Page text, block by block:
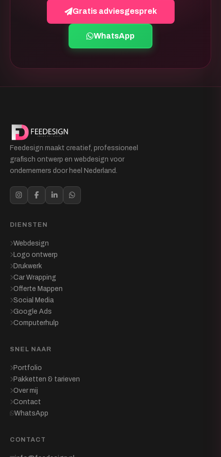
Gratis adviesgesprek
WhatsApp
Feedesign maakt creatief, professioneel
grafisch ontwerp en webdesign voor
ondernemers door heel Nederland.
DIENSTEN
Webdesign
Logo ontwerp
Drukwerk
Car Wrapping
Offerte Mappen
Social Media
Google Ads
Computerhulp
SNEL NAAR
Portfolio
Pakketten & tarieven
Over mij
Contact
WhatsApp
CONTACT